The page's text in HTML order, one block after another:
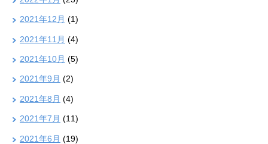
2021年12月 (1)
2021年11月 (4)
2021年10月 (5)
2021年9月 (2)
2021年8月 (4)
2021年7月 (11)
2021年6月 (19)